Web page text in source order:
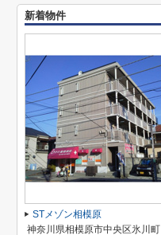
新着物件
STメゾン相模原
神奈川県相模原市中央区氷川町